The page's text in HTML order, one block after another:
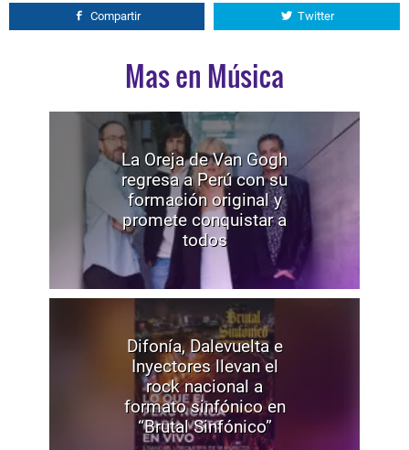
Compartir Twitter
Mas en Música
La Oreja de Van Gogh
regresa a Perú con su
formación original y
promete conquistar a
todos
Difonía, Dalevuelta e
Inyectores llevan el
rock nacional a
formato sinfónico en
“Brutal Sinfónico”